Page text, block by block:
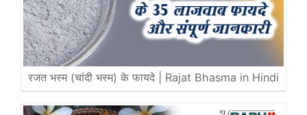
रजत भस्म (चांदी भस्म) के फायदे | Rajat Bhasma in Hindi